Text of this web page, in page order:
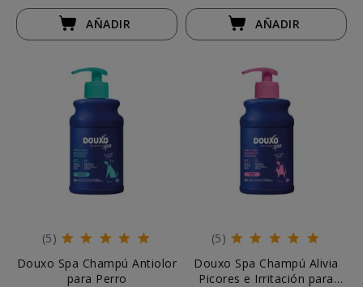
AÑADIR AÑADIR
(5)
Douxo Spa Champú Antiolor
para Perro
(5)
Douxo Spa Champú Alivia
Picores e Irritación para